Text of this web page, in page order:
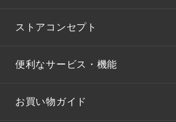
ストアコンセプト
便利なサービス・機能
お買い物ガイド